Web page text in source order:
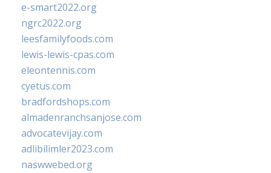
e-smart2022.org
ngrc2022.org
leesfamilyfoods.com
lewis-lewis-cpas.com
eleontennis.com
cyetus.com
bradfordshops.com
almadenranchsanjose.com
advocatevijay.com
adlibilimler2023.com
naswwebed.org